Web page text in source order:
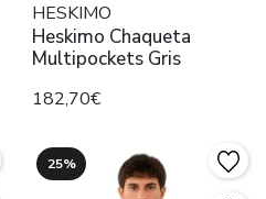
HESKIMO
Heskimo Chaqueta
Multipockets Gris
182,70€
25%